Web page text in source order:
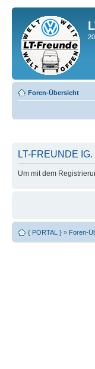
Foren-Übersicht
LT-FREUNDE
Um mit dem
{ PORTAL } » Foren-